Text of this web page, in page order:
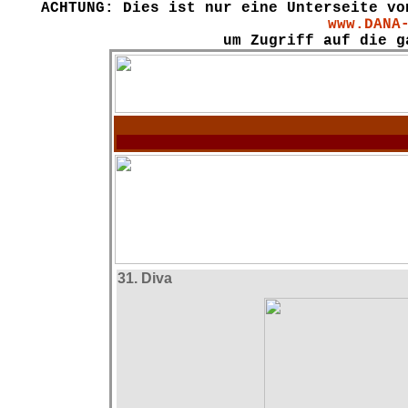
ACHTUNG: Dies ist nur eine Unterseite
um Zugriff auf die
31. Diva